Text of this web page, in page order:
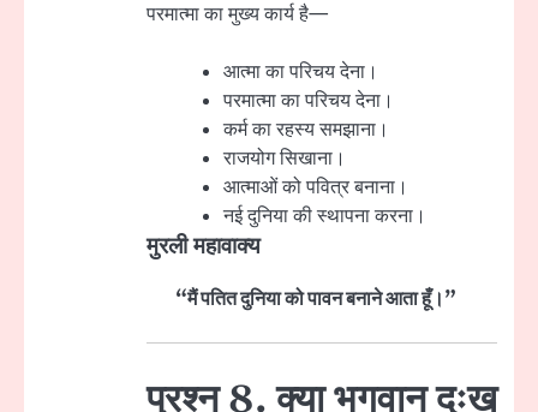
परमात्मा का मुख्य कार्य है—
आत्मा का परिचय देना।
परमात्मा का परिचय देना।
कर्म का रहस्य समझाना।
राजयोग सिखाना।
आत्माओं को पवित्र बनाना।
नई दुनिया की स्थापना करना।
मुरली महावाक्य
“मैं पतित दुनिया को पावन बनाने आता हूँ।”
प्रश्न 8. क्या भगवान दुःख